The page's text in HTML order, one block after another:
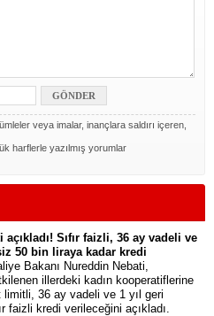
veya imalar, inançlara saldırı içeren,
harflerle yazılmış yorumlar
açıkladı! Sıfır faizli, 36 ay vadeli ve
50 bin liraya kadar kredi
Bakanı Nureddin Nebati,
illerdeki kadın kooperatiflerine
limitli, 36 ay vadeli ve 1 yıl geri
faizli kredi verileceğini açıkladı.